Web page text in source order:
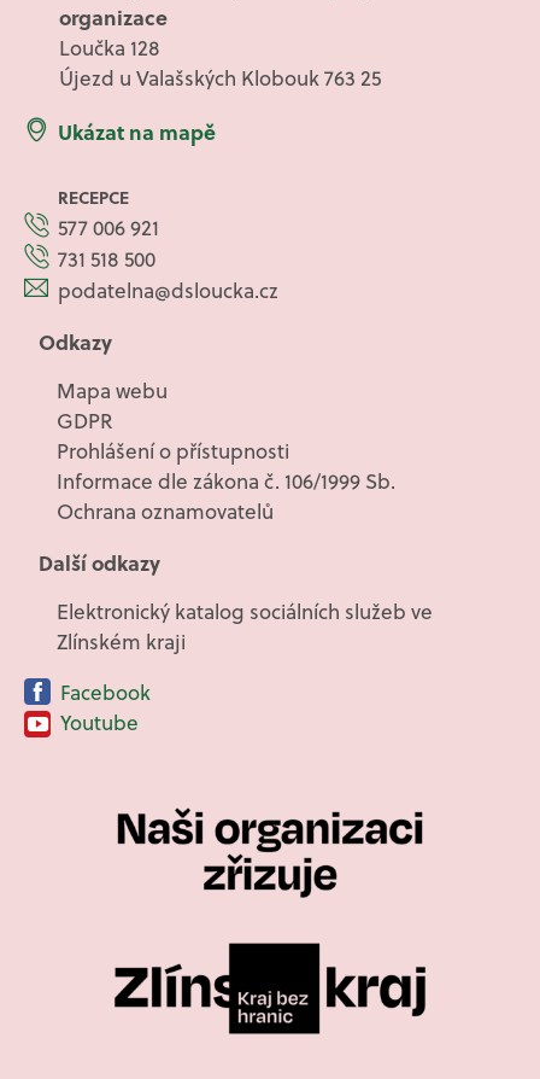
organizace
Loučka 128
Újezd u Valašských Klobouk 763 25
Ukázat na mapě
RECEPCE
577 006 921
731 518 500
podatelna@dsloucka.cz
Odkazy
Mapa webu
GDPR
Prohlášení o přístupnosti
Informace dle zákona č. 106/1999 Sb.
Ochrana oznamovatelů
Další odkazy
Elektronický katalog sociálních služeb ve
Zlínském kraji
Facebook
Youtube